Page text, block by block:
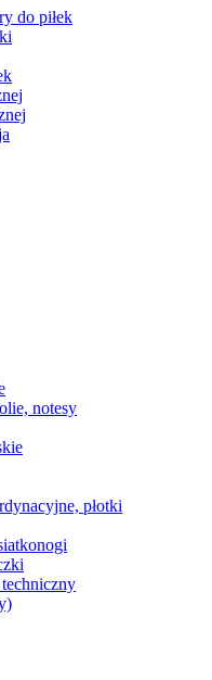
do piłek
notesy
płotki